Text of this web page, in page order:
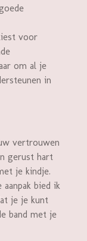
voor
om al je
in
vertrouwen
gerust hart
je kindje.
bied ik
je je kunt
band met je